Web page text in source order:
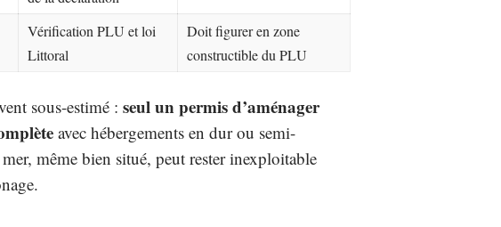
Vérification PLU et loi
Littoral
Doit figurer en zone
constructible du PLU
sous-estimé : seul un permis d’aménager
avec hébergements en dur ou semi-
même bien situé, peut rester inexploitable